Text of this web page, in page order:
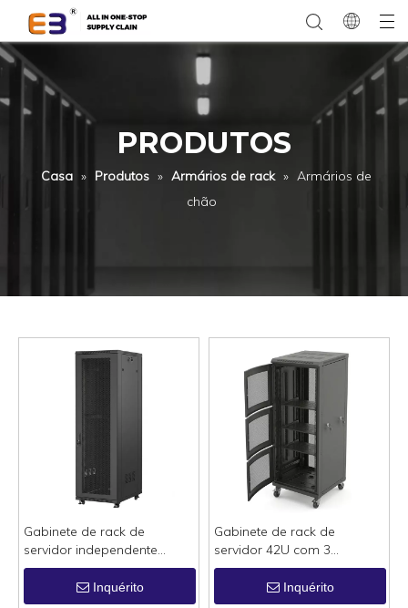
PRODUTOS
Casa » Produtos » Armários de rack » Armários de
chão
Gabinete de rack de
servidor independente
WEBIT Slimline 42U
600x800 | Tipo de porta de
malha única
Inquérito
Gabinete de rack de
servidor 42U com 3
compartimentos 800x1000 |
Gabinete de rede resistente
de perfil de 9 dobras com
Inquérito